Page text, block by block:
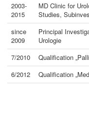
2003-
2015
MD Clinic for
Studies,
since
2009
Principal
Urologie
7/2010
Qualification
6/2012
Qualification